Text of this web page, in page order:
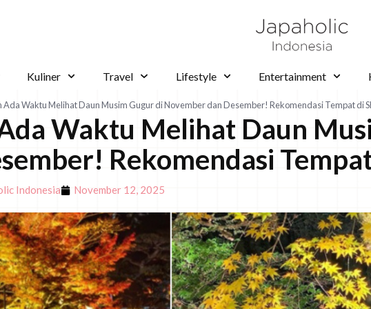
Kuliner Travel Lifestyle Entertainment
Ada Waktu Melihat Daun Musim Gugur di November dan Desember! Rekomendasi Tempat di
Waktu Melihat Daun
Rekomendasi
Indonesia November 12, 2025